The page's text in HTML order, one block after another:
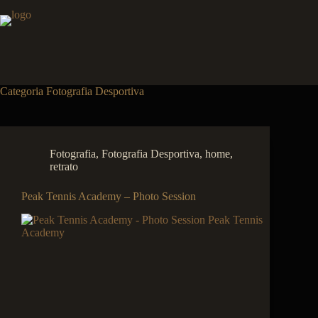
para
Categoria Fotografia Desportiva
Fotografia, Fotografia Desportiva, home,
retrato
Peak Tennis Academy – Photo Session